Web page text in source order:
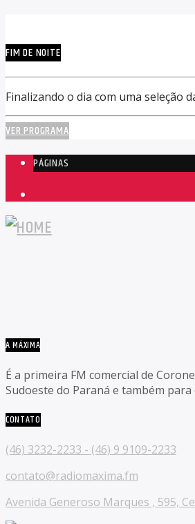
FIM DE NOITE
Finalizando o dia com uma seleção
VER PROGRAMA
PÁGINAS
A MÁXIMA
É a primeira FM comercial de
Sudoeste do Paraná e também para
CONTATO
(46) 3232-2233 - (46) 9 9109-2233
contato@radiomaxima.fm
Avenida Generoso Marques , 595,